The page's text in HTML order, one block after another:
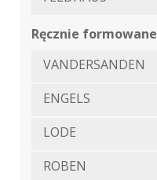
Ręcznie formowane
VANDERSANDEN
ENGELS
LODE
ROBEN